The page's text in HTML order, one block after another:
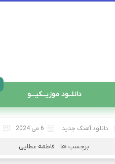
دانلــود موزیــکیـــو
دانلود آهنگ جدید 6 می 2024
برچسب ها : فاطمه عطایی